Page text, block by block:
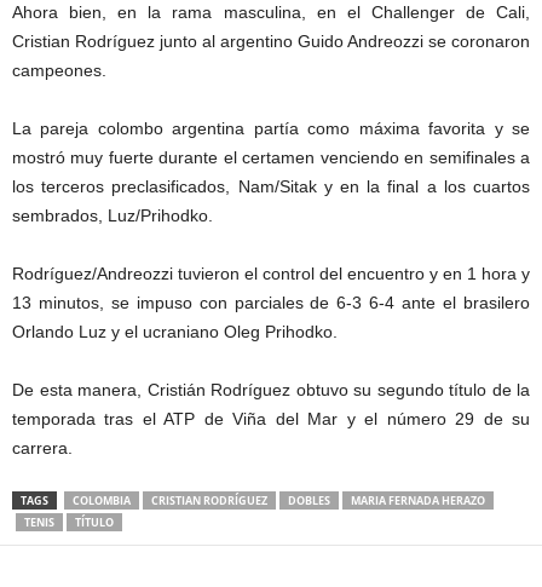
Ahora bien, en la rama masculina, en el Challenger de Cali,
Cristian Rodríguez junto al argentino Guido Andreozzi se coronaron
campeones.
La pareja colombo argentina partía como máxima favorita y se
mostró muy fuerte durante el certamen venciendo en semifinales a
los terceros preclasificados, Nam/Sitak y en la final a los cuartos
sembrados, Luz/Prihodko.
Rodríguez/Andreozzi tuvieron el control del encuentro y en 1 hora y
13 minutos, se impuso con parciales de 6-3 6-4 ante el brasilero
Orlando Luz y el ucraniano Oleg Prihodko.
De esta manera, Cristián Rodríguez obtuvo su segundo título de la
temporada tras el ATP de Viña del Mar y el número 29 de su
carrera.
TAGS COLOMBIA CRISTIAN RODRÍGUEZ DOBLES
MARIA FERNADA HERAZO
TENIS
TÍTULO